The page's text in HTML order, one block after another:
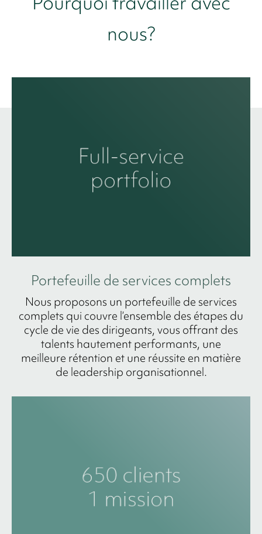
nous?
Portefeuille de services complets
Nous proposons un portefeuille de services
complets qui couvre l’ensemble des étapes du
cycle de vie des dirigeants, vous offrant des
talents hautement performants, une
meilleure rétention et une réussite en matière
de leadership organisationnel.